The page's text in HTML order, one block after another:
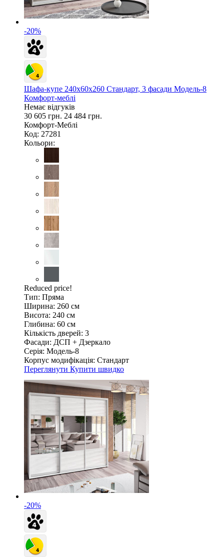
-20%
Шафа-купе 240х60х260 Стандарт, 3 фасади Модель-8
Комфорт-меблі
Немає відгуків
30 605 грн. 24 484 грн.
Комфорт-Меблі
Код: 27281
Кольори:
Reduced price!
Тип: Пряма
Ширина: 260 см
Висота: 240 см
Глибина: 60 см
Кількість дверей: 3
Фасади: ДСП + Дзеркало
Серія: Модель-8
Корпус модифікація: Стандарт
Переглянути Купити швидко
-20%